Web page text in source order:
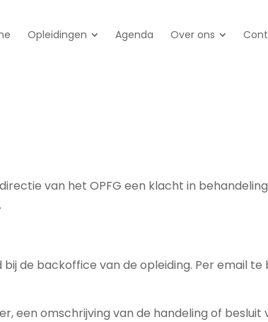
Opleidingen Agenda Over ons
van het OPFG een klacht in
de backoffice van de opleiding. Per email
een omschrijving van de handeling of